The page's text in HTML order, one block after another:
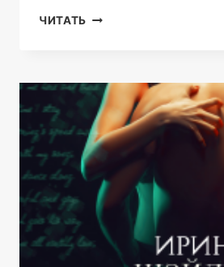
ЧИТАТЬ НЕЗАБЫТЫЕ
ДОРОНИНА